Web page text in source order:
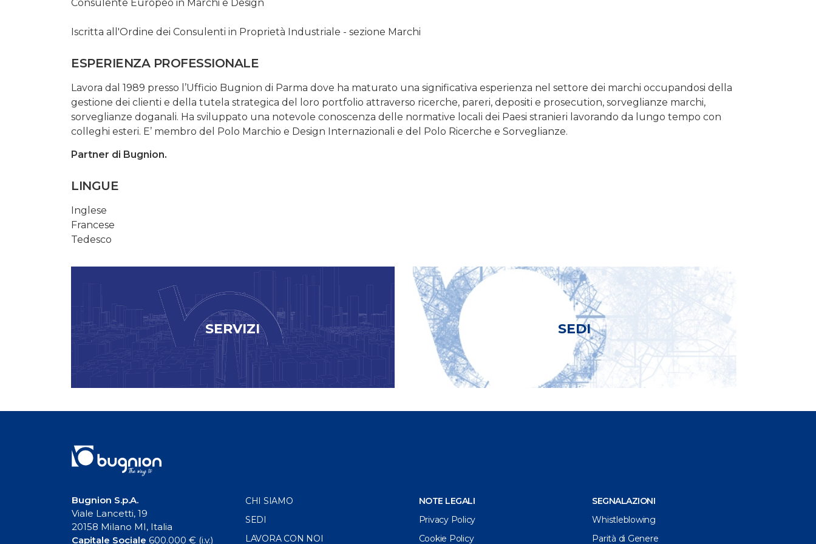
Consulente Europeo in Marchi e Design
Iscritta all'Ordine dei Consulenti in Proprietà Industriale - sezione Marchi
ESPERIENZA PROFESSIONALE
Lavora dal 1989 presso l’Ufficio Bugnion di Parma dove ha maturato una significativa esperienza nel settore dei marchi occupandosi della
gestione dei clienti e della tutela strategica del loro portfolio attraverso ricerche, pareri, depositi e prosecution, sorveglianze marchi,
sorveglianze doganali. Ha sviluppato una notevole conoscenza delle normative locali dei Paesi stranieri lavorando da lungo tempo con
colleghi esteri. E’ membro del Polo Marchio e Design Internazionali e del Polo Ricerche e Sorveglianze.
Partner di Bugnion.
LINGUE
Inglese
Francese
Tedesco
SERVIZI SEDI
Bugnion S.p.A.
Viale Lancetti, 19
20158 Milano MI, Italia
Capitale Sociale 600.000 € (i.v.)
CHI SIAMO
SEDI
LAVORA CON NOI
NOTE LEGALI
Privacy Policy
Cookie Policy
SEGNALAZIONI
Whistleblowing
Parità di Genere